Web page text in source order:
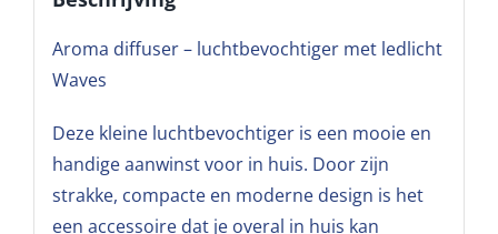
Aroma diffuser – luchtbevochtiger met ledlicht
Waves
Deze kleine luchtbevochtiger is een mooie en
handige aanwinst voor in huis. Door zijn
strakke, compacte en moderne design is het
een accessoire dat je overal in huis kan